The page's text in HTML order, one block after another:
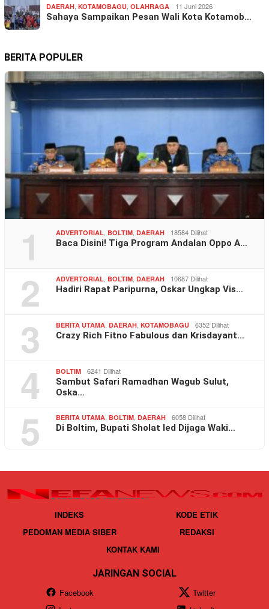
DAERAH KOTAMOBAGU OLAHRAGA 11 Juni 2026
Sahaya Sampaikan Pesan Wali Kota Kotamob…
BERITA POPULER
1 ADVERTORIAL BOLTIM DAERAH 18584 Dilihat
Baca Disini! Tiga Program Andalan Oppo A…
2 ADVERTORIAL BOLTIM DAERAH 10687 Dilihat
Hadiri Rapat Paripurna, Oskar Ungkap Vis…
3 BERITA UTAMA DAERAH KOTAMOBAGU 6352 Dilihat
Crazy Rich Fitno Fabulous dan Krisdayant…
4 BOLTIM 6241 Dilihat
Sambut Safari Ramadhan Wagub Sulut,
Oska…
5 BERITA UTAMA BOLTIM DAERAH 6058 Dilihat
Di Boltim, Bupati Sholat Ied Dijaga Waki…
INDEKS
KODE ETIK
PEDOMAN MEDIA SIBER
REDAKSI
KONTAK KAMI
JARINGAN SOCIAL
Facebook
Twitter